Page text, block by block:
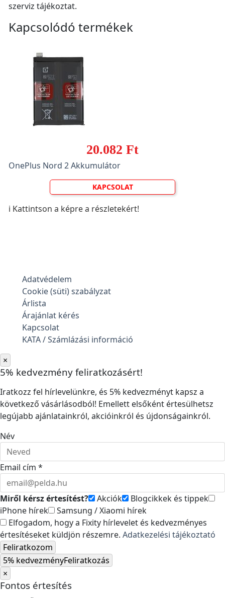
szerviz tájékoztat.
Kapcsolódó termékek
20.082 Ft
OnePlus Nord 2 Akkumulátor
KAPCSOLAT
ℹ️ Kattintson a képre a részletekért!
Adatvédelem
Cookie (süti) szabályzat
Árlista
Árajánlat kérés
Kapcsolat
KATA / Számlázási információ
×
5% kedvezmény feliratkozásért!
Iratkozz fel hírlevelünkre, és 5% kedvezményt kapsz a
következő vásárlásodból! Emellett elsőként értesülhetsz
legújabb ajánlatainkról, akcióinkról és újdonságainkról.
Név
Email cím *
Miről kérsz értesítést? Akciók
Blogcikkek és tippek
iPhone hírek
Samsung / Xiaomi hírek
Elfogadom, hogy a Fixity hírlevelet és kedvezményes
értesítéseket küldjön részemre. Adatkezelési tájékoztató
Feliratkozom
5% kedvezményFeliratkozás
×
Fontos értesítés